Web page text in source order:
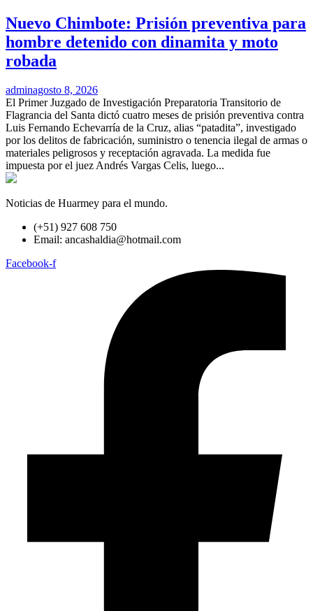
Nuevo Chimbote: Prisión preventiva para
hombre detenido con dinamita y moto
robada
adminagosto 8, 2026
El Primer Juzgado de Investigación Preparatoria Transitorio de
Flagrancia del Santa dictó cuatro meses de prisión preventiva contra
Luis Fernando Echevarría de la Cruz, alias “patadita”, investigado
por los delitos de fabricación, suministro o tenencia ilegal de armas o
materiales peligrosos y receptación agravada. La medida fue
impuesta por el juez Andrés Vargas Celis, luego...
Noticias de Huarmey para el mundo.
(+51) 927 608 750
Email: ancashaldia@hotmail.com
Facebook-f